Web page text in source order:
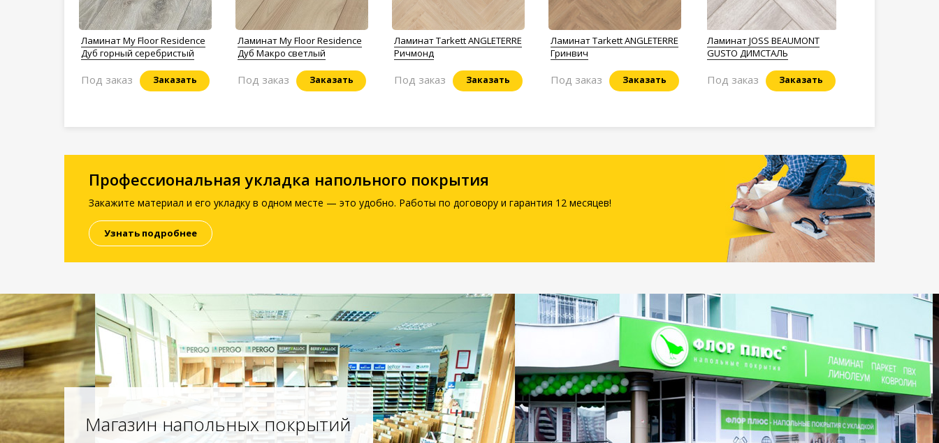
Ламинат My Floor Residence
Дуб горный серебристый
Заказать
Под заказ
Ламинат My Floor Residence
Дуб Макро светлый
Заказать
Под заказ
Ламинат Tarkett ANGLETERRE
Ричмонд
Заказать
Под заказ
Ламинат Tarkett ANGLETERRE
Гринвич
Заказать
Под заказ
Ламинат JOSS BEAUMONT
GUSTO ДИМСТАЛЬ
Заказать
Под заказ
Профессиональная укладка напольного покрытия
Закажите материал и его укладку в одном месте — это удобно. Работы по договору и гарантия 12 месяцев!
Узнать подробнее
Магазин напольных покрытий